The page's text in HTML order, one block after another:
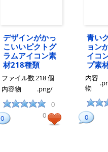
デザインがかっ
こいいピクトグ
ラムアイコン素
材218種類
ファイル数218 個
内容物
.png/
0
0 0
青い
ョン
イコ
プ素
内容
物
0